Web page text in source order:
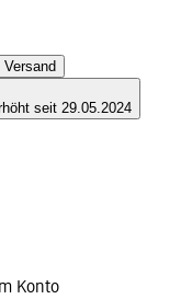
Versand
seit 29.05.2024
Konto